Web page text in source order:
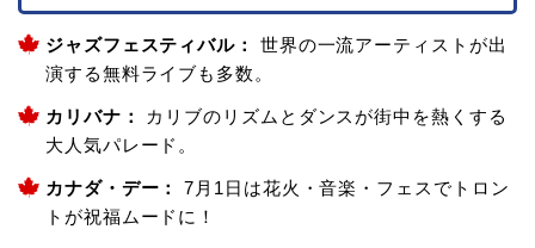
ジャズフェスティバル ：
世界の一流アーティストが出
演する無料ライブも多数。
カリバナ ：
カリブのリズムとダンスが街中を熱くする
大人気パレード。
カナダ・デー ：
7月1日は花火・音楽・フェスでトロン
トが祝福ムードに！